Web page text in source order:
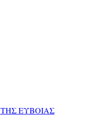
ΕΥΒΟΙΑΣ